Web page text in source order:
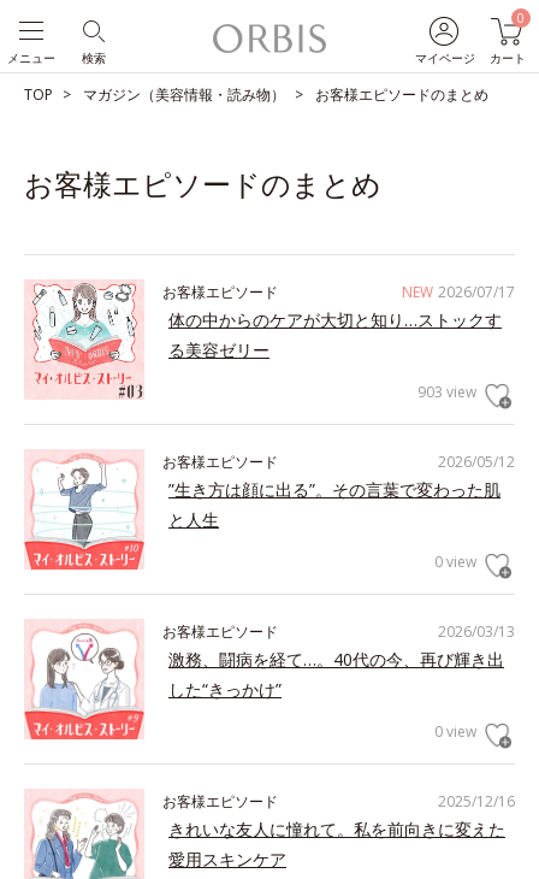
マイページ
0
カート
検索
メニュー
TOP マガジン（美容情報・読み物） お客様エピソードのまとめ
お客様エピソードのまとめ
NEW 2026/07/17
お客様エピソード
体の中からのケアが大切と知り…ストックす
る美容ゼリー
903 view
2026/05/12
お客様エピソード
”生き方は顔に出る”。その言葉で変わった肌
と人生
0 view
2026/03/13
お客様エピソード
激務、闘病を経て…。40代の今、再び輝き出
した“きっかけ”
0 view
2025/12/16
お客様エピソード
きれいな友人に憧れて。私を前向きに変えた
愛用スキンケア